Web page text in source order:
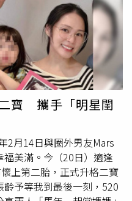
視為已認可這位「準媳
後，微博與各大社群平台近
劉偲敔，來自大陸廣東，其
威創」董事。網傳內容聲
爭議案件，傳出捲走約人
資人受害，而本人目前則被
，相關內容尚未獲官方或
有眼尖網友發現，林俊傑
2025年農曆春節期間分
照片，其中哥哥林俊峰與
與小姪女互動的部分。此
消追蹤，而編輯紀錄顯示
始揣測兄弟倆是否真的關
寶 攜手「明星閨
2月14日與圈外男友Mars
美滿。今（20日）適逢
上第二胎，正式升格二寶
予等我到最後一刻，520